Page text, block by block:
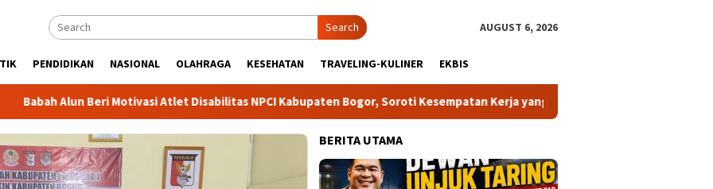
Search AUGUST 6, 2026
PENDIDIKAN NASIONAL OLAHRAGA KESEHATAN TRAVELING-KULINER EKBIS
Alun Beri Motivasi Atlet Disabilitas NPCI Kabupaten Bogor, Soroti Kesempatan Kerja yang Setara
BERITA UTAMA